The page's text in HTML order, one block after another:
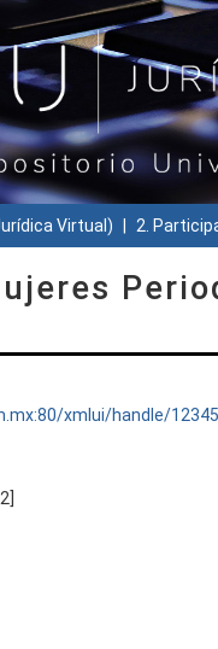
Virtual) 2.
xmlui/handle/